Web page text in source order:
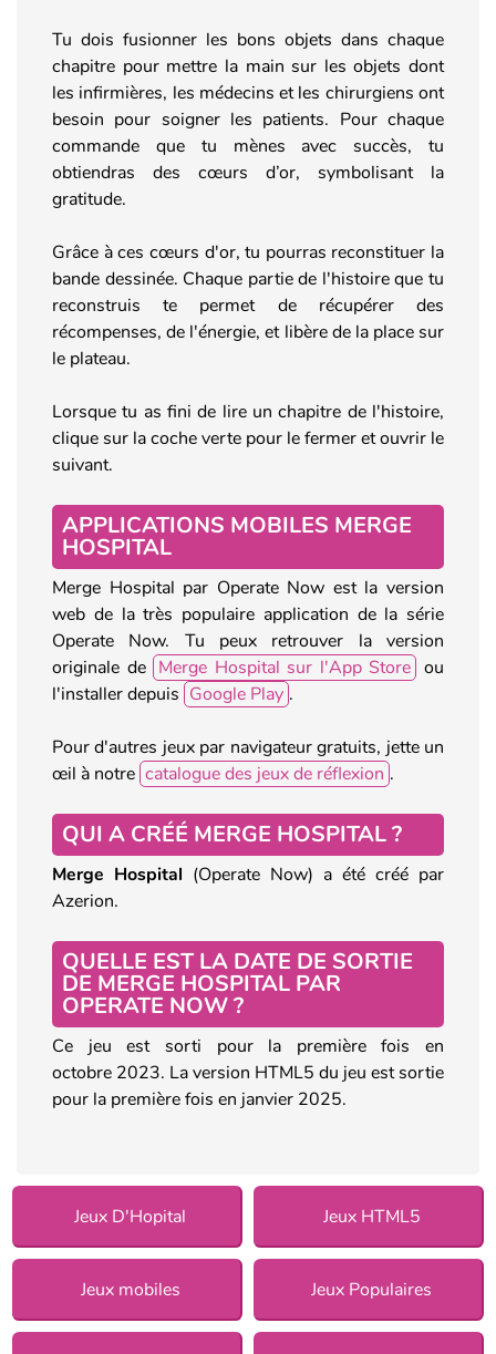
Tu dois fusionner les bons objets dans chaque
chapitre pour mettre la main sur les objets dont
les infirmières, les médecins et les chirurgiens ont
besoin pour soigner les patients. Pour chaque
commande que tu mènes avec succès, tu
obtiendras des cœurs d’or, symbolisant la
gratitude.
Grâce à ces cœurs d'or, tu pourras reconstituer la
bande dessinée. Chaque partie de l'histoire que tu
reconstruis te permet de récupérer des
récompenses, de l'énergie, et libère de la place sur
le plateau.
Lorsque tu as fini de lire un chapitre de l'histoire,
clique sur la coche verte pour le fermer et ouvrir le
suivant.
APPLICATIONS MOBILES MERGE
HOSPITAL
Merge Hospital par Operate Now est la version
web de la très populaire application de la série
Operate Now. Tu peux retrouver la version
originale de Merge Hospital sur l'App Store ou
l'installer depuis Google Play .
Pour d'autres jeux par navigateur gratuits, jette un
œil à notre catalogue des jeux de réflexion .
QUI A CRÉÉ MERGE HOSPITAL ?
Merge Hospital (Operate Now) a été créé par
Azerion.
QUELLE EST LA DATE DE SORTIE
DE MERGE HOSPITAL PAR
OPERATE NOW ?
Ce jeu est sorti pour la première fois en
octobre 2023. La version HTML5 du jeu est sortie
pour la première fois en janvier 2025.
Jeux D'Hopital Jeux HTML5
Jeux mobiles Jeux Populaires